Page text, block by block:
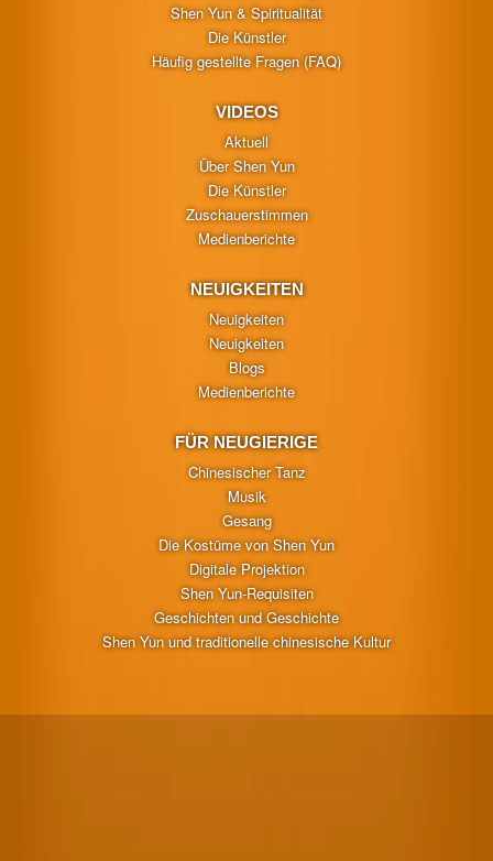
Shen Yun & Spiritualität
Die Künstler
Häufig gestellte Fragen (FAQ)
VIDEOS
Aktuell
Über Shen Yun
Die Künstler
Zuschauerstimmen
Medienberichte
NEUIGKEITEN
Neuigkeiten
Neuigkeiten
Blogs
Medienberichte
FÜR NEUGIERIGE
Chinesischer Tanz
Musik
Gesang
Die Kostüme von Shen Yun
Digitale Projektion
Shen Yun-Requisiten
Geschichten und Geschichte
Shen Yun und traditionelle chinesische Kultur